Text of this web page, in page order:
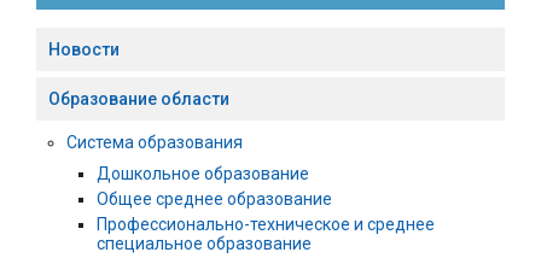
Новости
Образование области
Система образования
Дошкольное образование
Общее среднее образование
Профессионально-техническое и среднее
специальное образование